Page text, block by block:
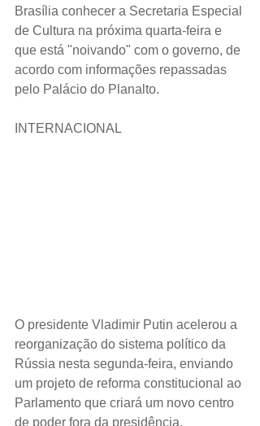
Brasília conhecer a Secretaria Especial
de Cultura na próxima quarta-feira e
que está "noivando" com o governo, de
acordo com informações repassadas
pelo Palácio do Planalto.
INTERNACIONAL
O presidente Vladimir Putin acelerou a
reorganização do sistema político da
Rússia nesta segunda-feira, enviando
um projeto de reforma constitucional ao
Parlamento que criará um novo centro
de poder fora da presidência.